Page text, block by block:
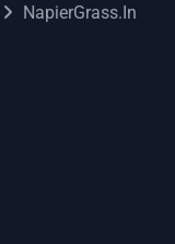
NapierGrass.in